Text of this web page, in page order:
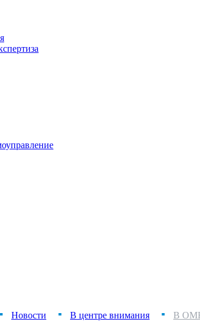
■ Новости ■ В центре внимания ■
В